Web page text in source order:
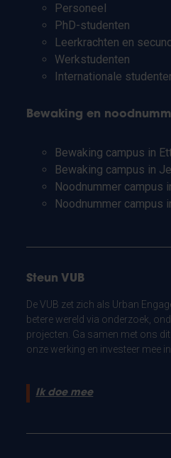
Personeel
PhD-studenten
Leerkrachten en
Werkstudenten
Internationale
Bewaking en
Bewaking campus in
Bewaking campus in
Noodnummer campus
Noodnummer campus
Steun VUB
De VUB zet zich als Urban
betere wereld via onderzoek,
projecten. Ga samen met ons
onze werking en investeer mee
Ik doe mee